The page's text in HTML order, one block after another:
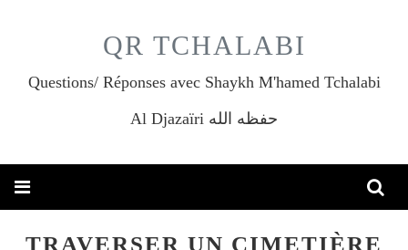
QR TCHALABI
Questions/ Réponses avec Shaykh M'hamed Tchalabi
Al Djazaïri حفظه الله
TRAVERSER UN CIMETIÈRE